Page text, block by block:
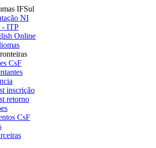
IFSul
NI
- ITP
Online
CsF
inscrição
retorno
CsF